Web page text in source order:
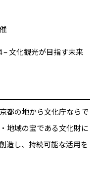
– 文化観光が目指す未来
都の地から文化庁ならで
地域の宝である文化財に
造し、持続可能な活用を